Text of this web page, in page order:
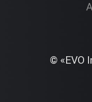
© «EVO